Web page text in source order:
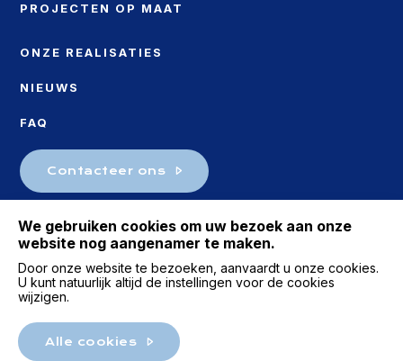
PROJECTEN OP MAAT
ONZE REALISATIES
NIEUWS
FAQ
Contacteer ons
We gebruiken cookies om uw bezoek aan onze
website nog aangenamer te maken.
Door onze website te bezoeken, aanvaardt u onze cookies.
U kunt natuurlijk altijd de instellingen voor de cookies
wijzigen.
Alle cookies